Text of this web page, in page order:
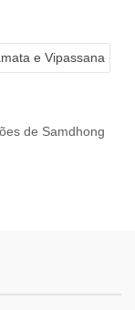
e Vipassana
de Samdhong